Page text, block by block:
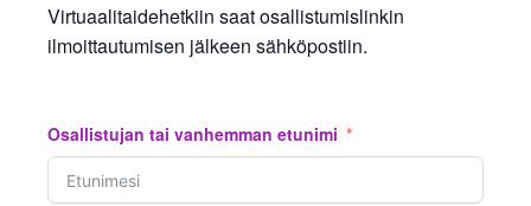
Virtuaalitaidehetkiin saat osallistumislinkin
ilmoittautumisen jälkeen sähköpostiin.
Osallistujan tai vanhemman etunimi